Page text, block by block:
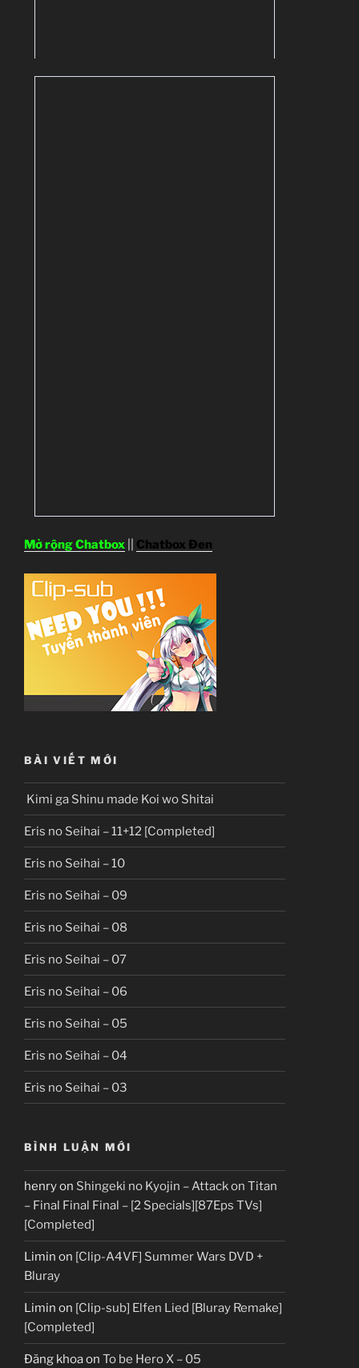
Mở rộng Chatbox Chatbox Đen
BÀI VIẾT MỚI
Kimi ga Shinu made Koi wo Shitai
Eris no Seihai – 11+12 [Completed]
Eris no Seihai – 10
Eris no Seihai – 09
Eris no Seihai – 08
Eris no Seihai – 07
Eris no Seihai – 06
Eris no Seihai – 05
Eris no Seihai – 04
Eris no Seihai – 03
BÌNH LUẬN MỚI
henryon Shingeki no Kyojin – Attack on Titan
– Final Final Final – [2 Specials][87Eps TVs]
[Completed]
Limin on [Clip-A4VF] Summer Wars DVD +
Bluray
Limin on [Clip-sub] Elfen Lied [Bluray Remake]
[Completed]
Đăng khoaon To be Hero X – 05